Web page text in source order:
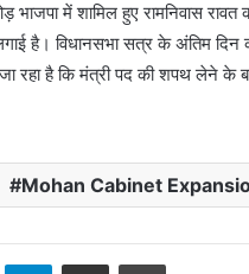
भाजपा में शामिल हुए रामनिवास
है। विधानसभा सत्र के अंतिम दिन
है कि मंत्री पद की शपथ लेने के
Mohan Cabinet
TelegramShare via Email Print